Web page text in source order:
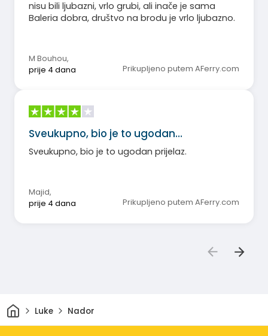
nisu bili ljubazni, vrlo grubi, ali inače je sama
Baleria dobra, društvo na brodu je vrlo ljubazno.
M Bouhou,
prije 4 dana
Prikupljeno putem AFerry.com
Sveukupno, bio je to ugodan…
Sveukupno, bio je to ugodan prijelaz.
Majid,
prije 4 dana
Prikupljeno putem AFerry.com
DomLuke Nador